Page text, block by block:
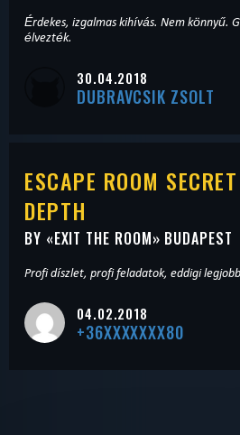
Érdekes, izgalmas kihívás. Nem könnyű.
élvezték.
30.04.2018
DUBRAVCSIK ZSOLT
ESCAPE ROOM
DEPTH
BY «EXIT THE ROOM» BUDAPEST
Profi díszlet, profi feladatok, eddigi
04.02.2018
+36XXXXXXX80